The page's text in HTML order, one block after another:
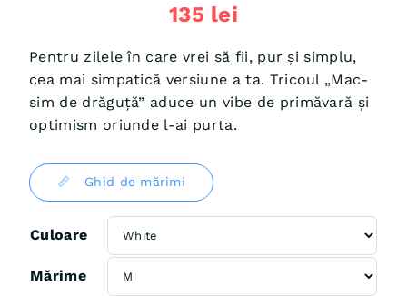
135 lei
Pentru zilele în care vrei să fii, pur și simplu,
cea mai simpatică versiune a ta. Tricoul „Mac-
sim de drăguță” aduce un vibe de primăvară și
optimism oriunde l-ai purta.
📏 Ghid de mărimi
Culoare
Mărime